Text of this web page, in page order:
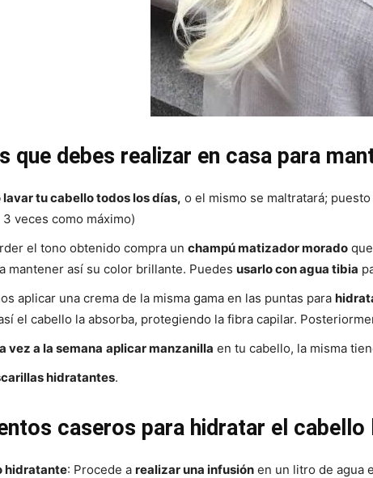
que debes realizar en casa para
lavar tu cabello todos los días, o el mismo se maltratará;
veces como máximo)
el tono obtenido compra un champú matizador morado
mantener así su color brillante. Puedes usarlo con agua tibia
aplicar una crema de la misma gama en las puntas para
el cabello la absorba, protegiendo la fibra capilar.
vez a la semana aplicar manzanilla en tu cabello, la misma
hidratantes.
caseros para hidratar el
hidratante: Procede a realizar una infusión en un litro de agua